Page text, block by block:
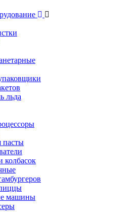
льда
колбасок
машины